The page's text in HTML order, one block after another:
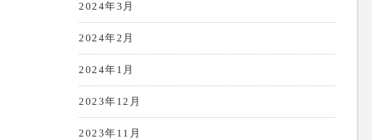
2024年3月
2024年2月
2024年1月
2023年12月
2023年11月